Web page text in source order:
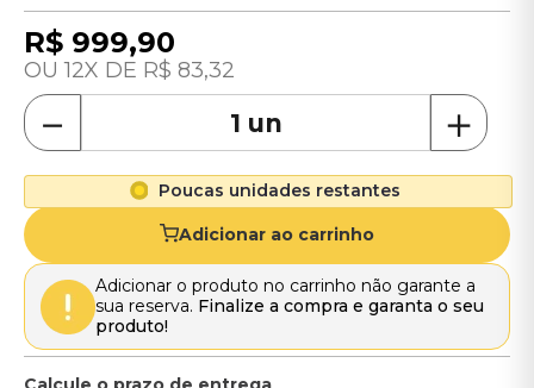
R$ 999,90
12 R$ 83,32
＋
－
Poucas unidades restantes
Adicionar ao carrinho
Adicionar o produto no carrinho não garante a
sua reserva. Finalize a compra e garanta o seu
produto!